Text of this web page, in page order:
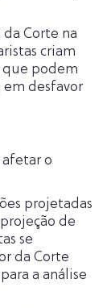
Corte na
criam
que podem
em desfavor
o
projetadas
de
se
da Corte
a análise